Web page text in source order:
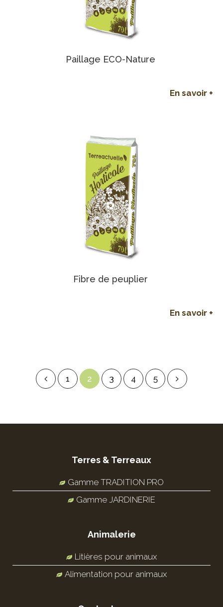
Paillage ECO-Nature
En savoir +
Fibre de peuplier
En savoir +
1 2 3 4 5
Terres & Terreaux
Gamme TRADITION PRO
Gamme JARDINERIE
Animalerie
Litières pour animaux
Alimentation pour animaux